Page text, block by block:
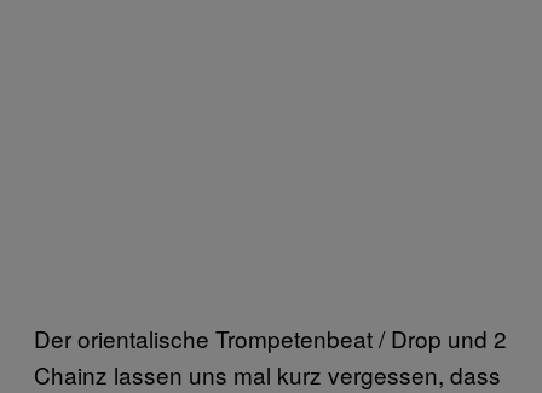
Der orientalische Trompetenbeat / Drop und 2
Chainz lassen uns mal kurz vergessen, dass